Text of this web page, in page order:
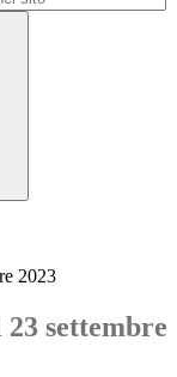
2023
settembre